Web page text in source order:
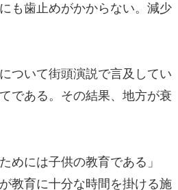
も歯止めがかからない。減少
ついて街頭演説で言及してい
である。その結果、地方が衰
めには子供の教育である」
教育に十分な時間を掛ける施